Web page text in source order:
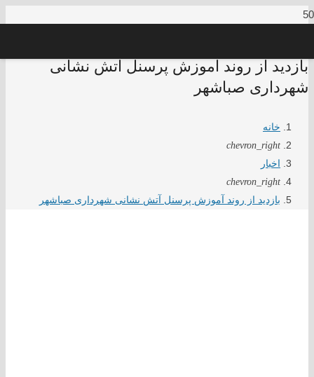
بازدید از روند آموزش پرسنل آتش نشانی
شهرداری صباشهر
خانه
chevron_right
اخبار
chevron_right
بازدید از روند آموزش پرسنل آتش نشانی شهرداری صباشهر